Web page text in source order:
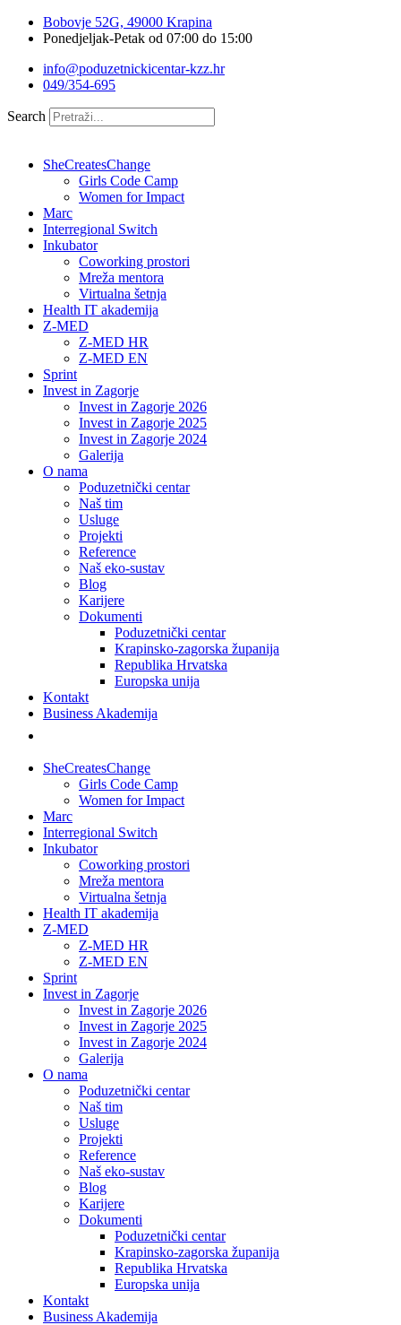
Bobovje 52G, 49000 Krapina
Ponedjeljak-Petak od 07:00 do 15:00
info@poduzetnickicentar-kzz.hr
049/354-695
Search
SheCreatesChange
Girls Code Camp
Women for Impact
Marc
Interregional Switch
Inkubator
Coworking prostori
Mreža mentora
Virtualna šetnja
Health IT akademija
Z-MED
Z-MED HR
Z-MED EN
Sprint
Invest in Zagorje
Invest in Zagorje 2026
Invest in Zagorje 2025
Invest in Zagorje 2024
Galerija
O nama
Poduzetnički centar
Naš tim
Usluge
Projekti
Reference
Naš eko-sustav
Blog
Karijere
Dokumenti
Poduzetnički centar
Krapinsko-zagorska županija
Republika Hrvatska
Europska unija
Kontakt
Business Akademija
SheCreatesChange
Girls Code Camp
Women for Impact
Marc
Interregional Switch
Inkubator
Coworking prostori
Mreža mentora
Virtualna šetnja
Health IT akademija
Z-MED
Z-MED HR
Z-MED EN
Sprint
Invest in Zagorje
Invest in Zagorje 2026
Invest in Zagorje 2025
Invest in Zagorje 2024
Galerija
O nama
Poduzetnički centar
Naš tim
Usluge
Projekti
Reference
Naš eko-sustav
Blog
Karijere
Dokumenti
Poduzetnički centar
Krapinsko-zagorska županija
Republika Hrvatska
Europska unija
Kontakt
Business Akademija